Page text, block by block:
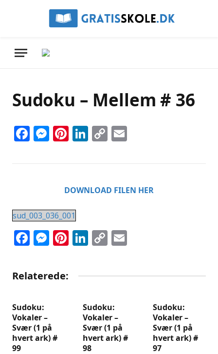
Sudoku – Mellem # 36
Facebook
Messenger
Pinterest
LinkedIn
Copy
DOWNLOAD FILEN HER
sud_003_036_001
Facebook
Messenger
Pinterest
LinkedIn
Copy
Relaterede:
Sudoku:
Vokaler –
Svær (1 på
hvert ark) #
99
Sudoku:
Vokaler –
Svær (1 på
hvert ark) #
98
Sudoku:
Vokaler –
Svær (1 på
hvert ark) #
97